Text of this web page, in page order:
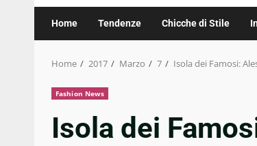
Home Tendenze Chicche di Stile
Home 2017 Marzo 7 Isola dei Famosi:
Fashion News
Isola dei